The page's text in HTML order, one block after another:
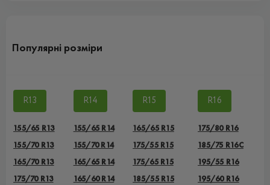
Популярні розміри
R13
155/65 R13
155/70 R13
165/70 R13
175/70 R13
R14
155/65 R14
155/70 R14
165/65 R14
165/60 R14
R15
165/65 R15
175/55 R15
175/65 R15
185/55 R15
R16
175/80 R16
185/75 R16C
195/55 R16
195/60 R16